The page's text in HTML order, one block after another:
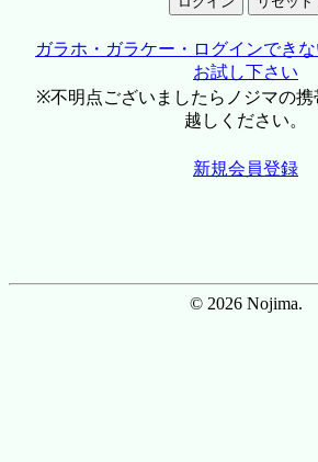
ガラホ・ガラケー・ログインでき
お試し下さい
※不明点ございましたらノジマの携
越しください。
新規会員登録
© 2026 Nojima.